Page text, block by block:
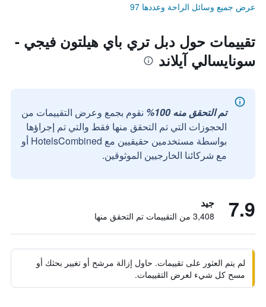
عرض جميع وسائل الراحة وعددها 97
تقييمات حول دبل تري باي هيلتون فيجي -
سونايسالي آيلاند
تم التحقق منه 100%
نقوم بجمع وعرض التقييمات من
الحجوزات التي تم التحقق منها فقط والتي تم إجراؤها
بواسطة مستخدمين حقيقيين مع HotelsCombined أو
مع شركائنا الخارجيين الموثوقين.
7.9 جيد
3,408 من التقييمات تم التحقق منها
لم يتم العثور على تقييمات. حاول إزالة مرشح أو تغيير بحثك أو
مسح كل شيء لعرض التقييمات.